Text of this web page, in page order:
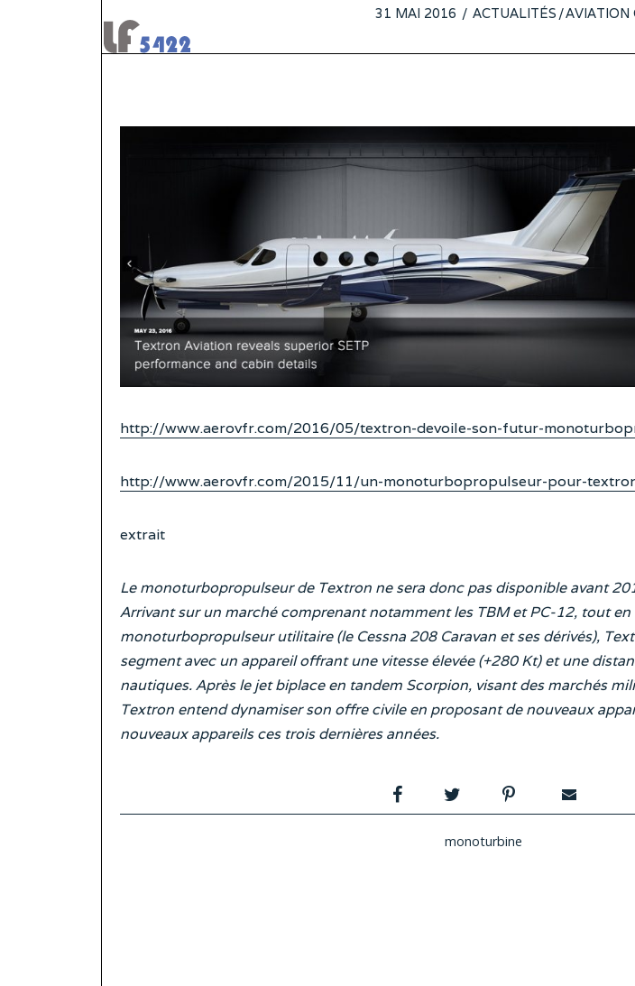
POSTED
31 MAI 2016 ACTUALITÉS /AVIATION
http://www.aerovfr.com/2016/05/textron-devoile-son-futur-
http://www.aerovfr.com/2015/11/un-monoturbopropulseur-pour-
extrait
Le monoturbopropulseur de Textron ne sera donc pas disponible avant
Arrivant sur un marché comprenant notamment les TBM et PC-12, tout en
monoturbopropulseur utilitaire (le Cessna 208 Caravan et ses dérivés),
segment avec un appareil offrant une vitesse élevée (+280 Kt) et une
nautiques. Après le jet biplace en tandem Scorpion, visant des marchés
Textron entend dynamiser son offre civile en proposant de nouveaux
nouveaux appareils ces trois dernières années.
monoturbine